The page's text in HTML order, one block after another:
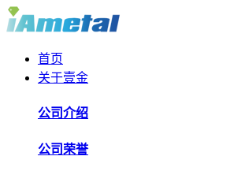
首页
关于壹金
公司介绍
公司荣誉